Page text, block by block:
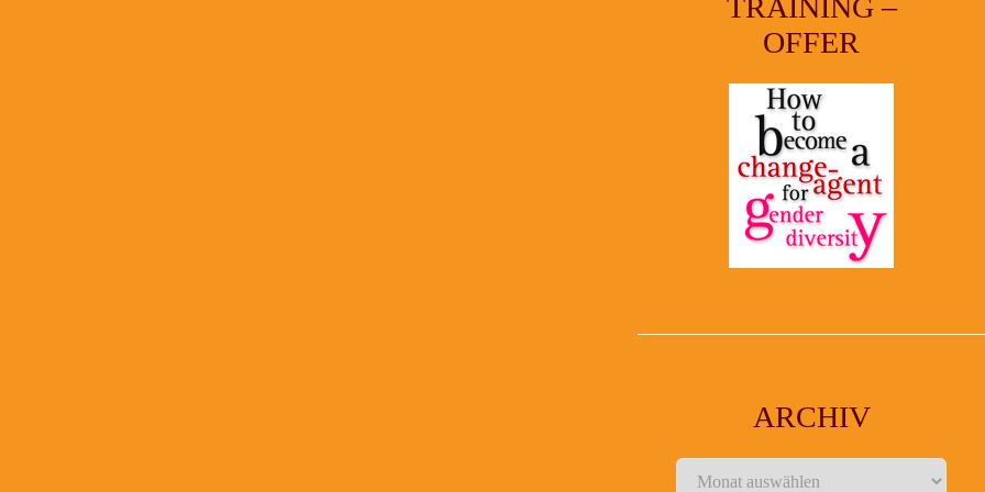
TRAINING –
OFFER
ARCHIV
Archiv